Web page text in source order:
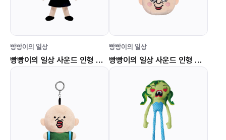
빵빵이의 일상
빵빵이의 일상 사운드 인형 키링 (시그마걸 옥지)
빵빵이의 일상
빵빵이의 일상 사운드 인형 키링 (빵빵이 얼굴)